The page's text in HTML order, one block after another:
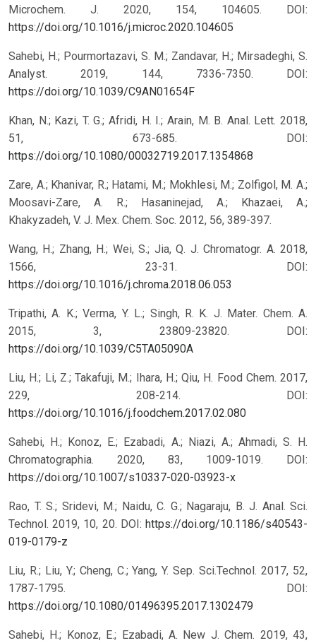
Microchem. J. 2020, 154, 104605.
DOI:
https://doi.org/10.1016/j.microc.2020.104605
Sahebi, H.; Pourmortazavi, S. M.; Zandavar, H.; Mirsadeghi, S.
Analyst. 2019, 144, 7336-7350.
DOI:
https://doi.org/10.1039/C9AN01654F
Khan, N.; Kazi, T. G.; Afridi, H. I.; Arain, M. B. Anal. Lett. 2018,
51, 673-685.
DOI:
https://doi.org/10.1080/00032719.2017.1354868
Zare, A.; Khanivar, R.; Hatami, M.; Mokhlesi, M.; Zolfigol, M. A.;
Moosavi-Zare, A. R.; Hasaninejad, A.; Khazaei, A.;
Khakyzadeh, V. J. Mex. Chem. Soc. 2012, 56, 389-397.
Wang, H.; Zhang, H.; Wei, S.; Jia, Q. J. Chromatogr. A. 2018,
1566, 23-31.
DOI:
https://doi.org/10.1016/j.chroma.2018.06.053
Tripathi, A. K.; Verma, Y. L.; Singh, R. K. J. Mater. Chem. A.
2015, 3, 23809-23820.
DOI:
https://doi.org/10.1039/C5TA05090A
Liu, H.; Li, Z.; Takafuji, M.; Ihara, H.; Qiu, H. Food Chem. 2017,
229, 208-214.
DOI:
https://doi.org/10.1016/j.foodchem.2017.02.080
Sahebi, H.; Konoz, E.; Ezabadi, A.; Niazi, A.; Ahmadi, S. H.
Chromatographia. 2020, 83, 1009-1019.
DOI:
https://doi.org/10.1007/s10337-020-03923-x
Rao, T. S.; Sridevi, M.; Naidu, C. G.; Nagaraju, B. J. Anal. Sci.
Technol. 2019, 10, 20. DOI: https://doi.org/10.1186/s40543-
019-0179-z
Liu, R.; Liu, Y.; Cheng, C.; Yang, Y. Sep. Sci.Technol. 2017, 52,
1787-1795.
DOI:
https://doi.org/10.1080/01496395.2017.1302479
Sahebi, H.; Konoz, E.; Ezabadi, A. New J. Chem. 2019, 43,